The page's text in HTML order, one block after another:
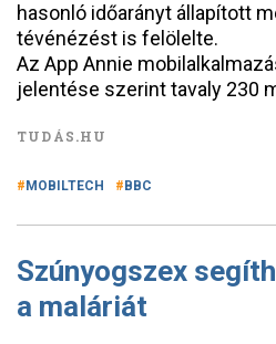
hasonló időarányt állapított
tévénézést is felölelte.
Az App Annie
jelentése szerint tavaly 230
TUDÁS.HU
MOBILTECH BBC
Szúnyogszex
a maláriát